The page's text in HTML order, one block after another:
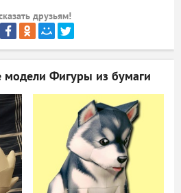
друзьям!
модели Фигуры из бумаги